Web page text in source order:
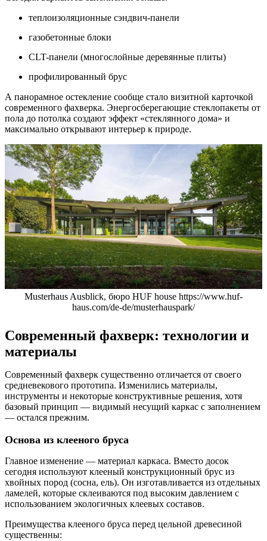
теплоизоляционные сэндвич-панели
газобетонные блоки
CLT-панели (многослойные деревянные плиты)
профилированный брус
А панорамное остекление сообще стало визитной карточкой
современного фахверка. Энергосберегающие стеклопакеты от
пола до потолка создают эффект «стеклянного дома» и
максимально открывают интерьер к природе.
Musterhaus Ausblick, бюро HUF house https://www.huf-
haus.com/de-de/musterhauspark/
Современный фахверк: технологии и
материалы
Современный фахверк существенно отличается от своего
средневекового прототипа. Изменились материалы,
инструменты и некоторые конструктивные решения, хотя
базовый принцип — видимый несущий каркас с заполнением
— остался прежним.
Основа из клееного бруса
Главное изменение — материал каркаса. Вместо досок
сегодня используют клееный конструкционный брус из
хвойных пород (сосна, ель). Он изготавливается из отдельных
ламелей, которые склеиваются под высоким давлением с
использованием экологичных клеевых составов.
Преимущества клееного бруса перед цельной древесиной
существенны: